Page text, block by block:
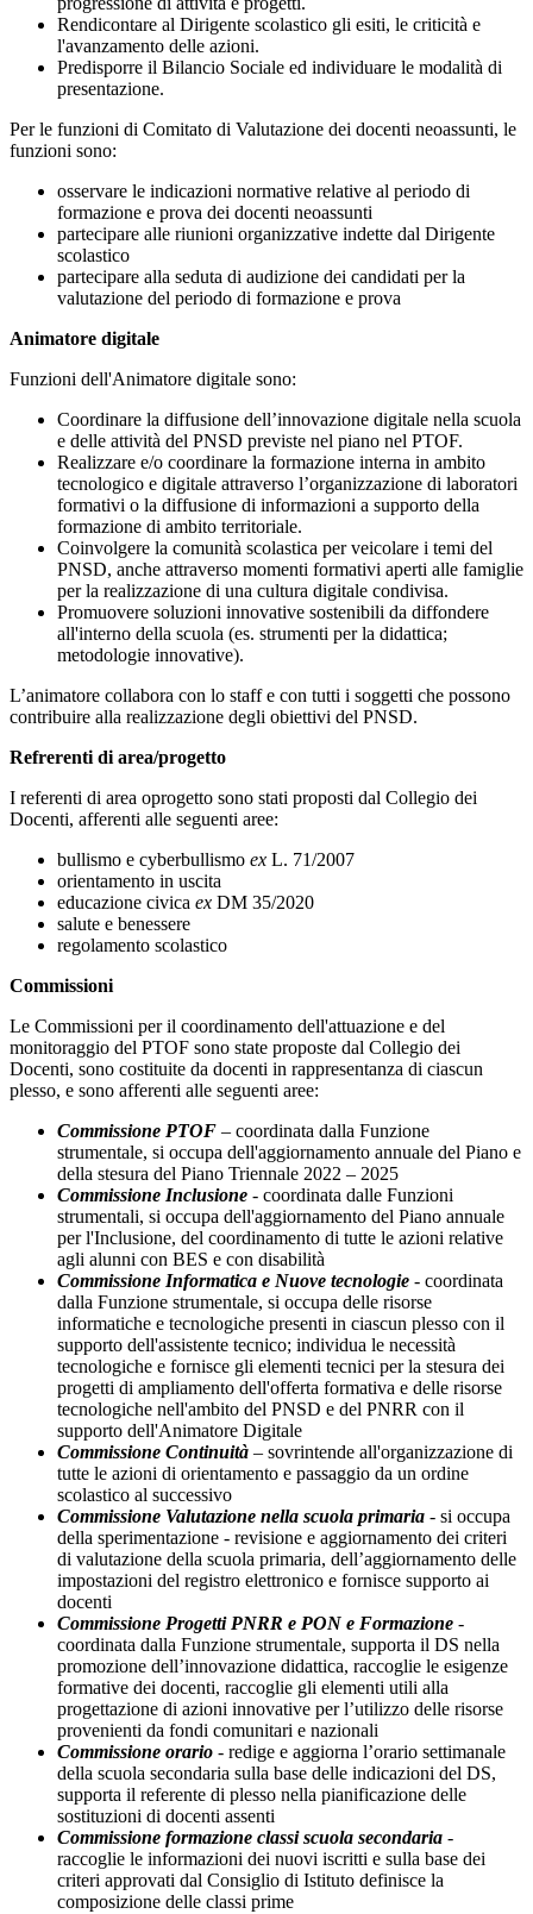
Rendicontare al Dirigente scolastico gli esiti, le criticità e
l'avanzamento delle azioni.
Predisporre il Bilancio Sociale ed individuare le modalità di
presentazione.
Per le funzioni di Comitato di Valutazione dei docenti neoassunti, le
funzioni sono:
osservare le indicazioni normative relative al periodo di
formazione e prova dei docenti neoassunti
partecipare alle riunioni organizzative indette dal Dirigente
scolastico
partecipare alla seduta di audizione dei candidati per la
valutazione del periodo di formazione e prova
Animatore digitale
Funzioni dell'Animatore digitale sono:
Coordinare la diffusione dell’innovazione digitale nella scuola
e delle attività del PNSD previste nel piano nel PTOF.
Realizzare e/o coordinare la formazione interna in ambito
tecnologico e digitale attraverso l’organizzazione di laboratori
formativi o la diffusione di informazioni a supporto della
formazione di ambito territoriale.
Coinvolgere la comunità scolastica per veicolare i temi del
PNSD, anche attraverso momenti formativi aperti alle famiglie
per la realizzazione di una cultura digitale condivisa.
Promuovere soluzioni innovative sostenibili da diffondere
all'interno della scuola (es. strumenti per la didattica;
metodologie innovative).
L’animatore collabora con lo staff e con tutti i soggetti che possono
contribuire alla realizzazione degli obiettivi del PNSD.
Refrerenti di area/progetto
I referenti di area oprogetto sono stati proposti dal Collegio dei
Docenti, afferenti alle seguenti aree:
bullismo e cyberbullismo ex L. 71/2007
orientamento in uscita
educazione civica ex DM 35/2020
salute e benessere
regolamento scolastico
Commissioni
Le Commissioni per il coordinamento dell'attuazione e del
monitoraggio del PTOF sono state proposte dal Collegio dei
Docenti, sono costituite da docenti in rappresentanza di ciascun
plesso, e sono afferenti alle seguenti aree:
Commissione PTOF – coordinata dalla Funzione
strumentale, si occupa dell'aggiornamento annuale del Piano e
della stesura del Piano Triennale 2022 – 2025
Commissione Inclusione - coordinata dalle Funzioni
strumentali, si occupa dell'aggiornamento del Piano annuale
per l'Inclusione, del coordinamento di tutte le azioni relative
agli alunni con BES e con disabilità
Commissione Informatica e Nuove tecnologie - coordinata
dalla Funzione strumentale, si occupa delle risorse
informatiche e tecnologiche presenti in ciascun plesso con il
supporto dell'assistente tecnico; individua le necessità
tecnologiche e fornisce gli elementi tecnici per la stesura dei
progetti di ampliamento dell'offerta formativa e delle risorse
tecnologiche nell'ambito del PNSD e del PNRR con il
supporto dell'Animatore Digitale
Commissione Continuità – sovrintende all'organizzazione di
tutte le azioni di orientamento e passaggio da un ordine
scolastico al successivo
Commissione Valutazione nella scuola primaria - si occupa
della sperimentazione - revisione e aggiornamento dei criteri
di valutazione della scuola primaria, dell’aggiornamento delle
impostazioni del registro elettronico e fornisce supporto ai
docenti
Commissione Progetti PNRR e PON e Formazione -
coordinata dalla Funzione strumentale, supporta il DS nella
promozione dell’innovazione didattica, raccoglie le esigenze
formative dei docenti, raccoglie gli elementi utili alla
progettazione di azioni innovative per l’utilizzo delle risorse
provenienti da fondi comunitari e nazionali
Commissione orario - redige e aggiorna l’orario settimanale
della scuola secondaria sulla base delle indicazioni del DS,
supporta il referente di plesso nella pianificazione delle
sostituzioni di docenti assenti
Commissione formazione classi scuola secondaria -
raccoglie le informazioni dei nuovi iscritti e sulla base dei
criteri approvati dal Consiglio di Istituto definisce la
composizione delle classi prime